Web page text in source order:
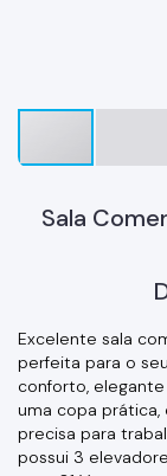
Sala
Excelente sala
perfeita para o
conforto,
uma copa
precisa para
possui 3